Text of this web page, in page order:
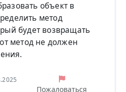
объект в
метод
будет возвращать
метод не должен
Пожаловаться